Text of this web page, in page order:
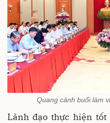
Quang cảnh buổi làm
Lãnh đạo thực hiện